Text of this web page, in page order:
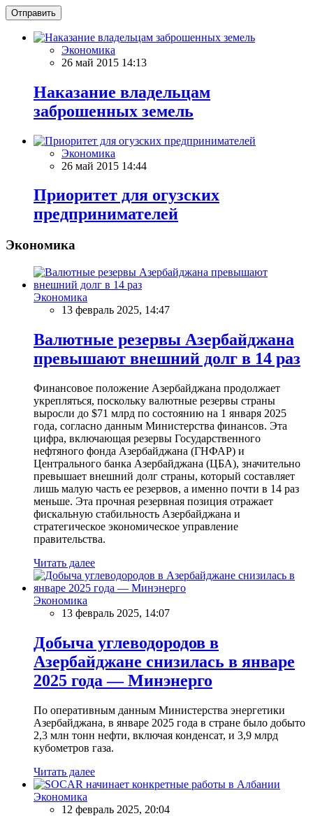
Отправить
Экономика
26 май 2015 14:13
Наказание владельцам
заброшенных земель
Экономика
26 май 2015 14:44
Приоритет для огузских
предпринимателей
Экономика
Экономика
13 февраль 2025, 14:47
Валютные резервы Азербайджана
превышают внешний долг в 14 раз
Финансовое положение Азербайджана продолжает
укрепляться, поскольку валютные резервы страны
выросли до $71 млрд по состоянию на 1 января 2025
года, согласно данным Министерства финансов. Эта
цифра, включающая резервы Государственного
нефтяного фонда Азербайджана (ГНФАР) и
Центрального банка Азербайджана (ЦБА), значительно
превышает внешний долг страны, который составляет
лишь малую часть ее резервов, а именно почти в 14 раз
меньше. Эта прочная резервная позиция отражает
фискальную стабильность Азербайджана и
стратегическое экономическое управление
правительства.
Читать далее
Экономика
13 февраль 2025, 14:07
Добыча углеводородов в
Азербайджане снизилась в январе
2025 года — Минэнерго
По оперативным данным Министерства энергетики
Азербайджана, в январе 2025 года в стране было добыто
2,3 млн тонн нефти, включая конденсат, и 3,9 млрд
кубометров газа.
Читать далее
Экономика
12 февраль 2025, 20:04